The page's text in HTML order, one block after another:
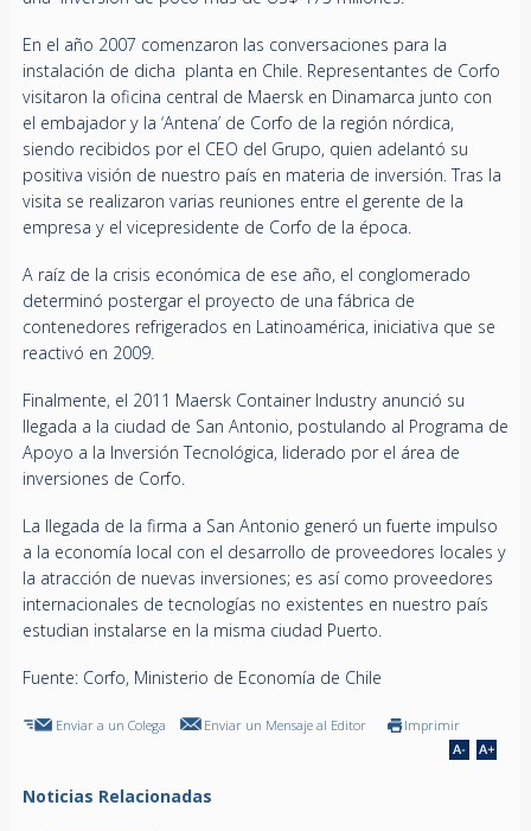
En el año 2007 comenzaron las conversaciones para la
instalación de dicha planta en Chile. Representantes de Corfo
visitaron la oficina central de Maersk en Dinamarca junto con
el embajador y la ‘Antena’ de Corfo de la región nórdica,
siendo recibidos por el CEO del Grupo, quien adelantó su
positiva visión de nuestro país en materia de inversión. Tras la
visita se realizaron varias reuniones entre el gerente de la
empresa y el vicepresidente de Corfo de la época.
A raíz de la crisis económica de ese año, el conglomerado
determinó postergar el proyecto de una fábrica de
contenedores refrigerados en Latinoamérica, iniciativa que se
reactivó en 2009.
Finalmente, el 2011 Maersk Container Industry anunció su
llegada a la ciudad de San Antonio, postulando al Programa de
Apoyo a la Inversión Tecnológica, liderado por el área de
inversiones de Corfo.
La llegada de la firma a San Antonio generó un fuerte impulso
a la economía local con el desarrollo de proveedores locales y
la atracción de nuevas inversiones; es así como proveedores
internacionales de tecnologías no existentes en nuestro país
estudian instalarse en la misma ciudad Puerto.
Fuente: Corfo, Ministerio de Economía de Chile
Enviar a un Colega Enviar un Mensaje al Editor Imprimir
Noticias Relacionadas